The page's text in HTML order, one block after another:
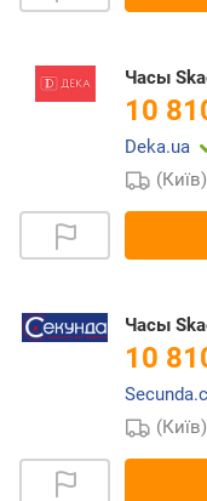
Часы
10
Deka.ua
(Київ)
Часы
10
(Київ)